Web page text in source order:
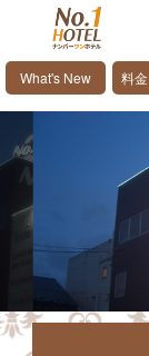
What's New 料